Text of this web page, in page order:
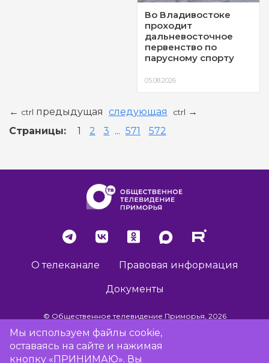
Во Владивостоке
проходит
дальневосточное
первенство по
парусному спорту
05.08.2026
← ctrl предыдущая следующая ctrl →
Страницы: 1 2 3 ... 571 572
О телеканале Правовая информация
Документы
© Общественное телевидение Приморья, 2026
Разработка сайта -
Мы используем файлы cookie,
оставаясь на сайте и нажимая
кнопку «ПРИНИМАЮ». Вы